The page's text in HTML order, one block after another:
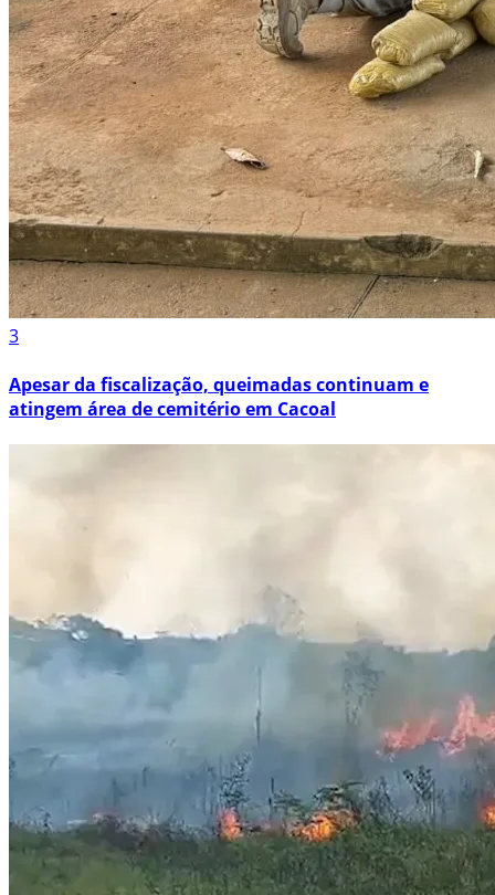
3
Apesar da fiscalização, queimadas continuam e
atingem área de cemitério em Cacoal